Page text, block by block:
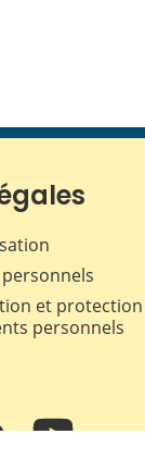
et protection
personnels